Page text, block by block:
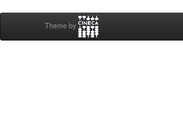
Theme by